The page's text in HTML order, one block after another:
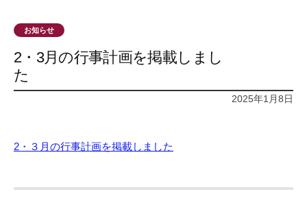
お知らせ
2・3月の行事計画を掲載しまし
た
2025年1月8日
2・３月の行事計画を掲載しました